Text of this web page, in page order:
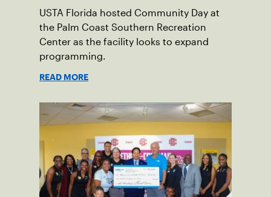
USTA Florida hosted Community Day at
the Palm Coast Southern Recreation
Center as the facility looks to expand
programming.
READ MORE